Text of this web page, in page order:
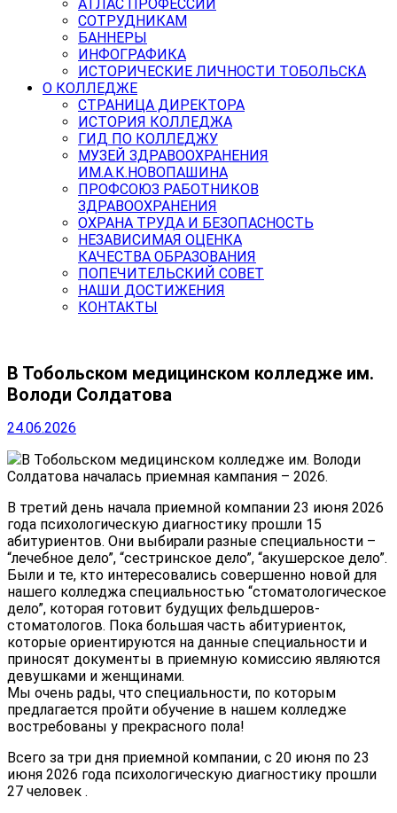
АТЛАС ПРОФЕССИЙ
СОТРУДНИКАМ
БАННЕРЫ
ИНФОГРАФИКА
ИСТОРИЧЕСКИЕ ЛИЧНОСТИ ТОБОЛЬСКА
О КОЛЛЕДЖЕ
СТРАНИЦА ДИРЕКТОРА
ИСТОРИЯ КОЛЛЕДЖА
ГИД ПО КОЛЛЕДЖУ
МУЗЕЙ ЗДРАВООХРАНЕНИЯ
ИМ.А.К.НОВОПАШИНА
ПРОФСОЮЗ РАБОТНИКОВ
ЗДРАВООХРАНЕНИЯ
ОХРАНА ТРУДА И БЕЗОПАСНОСТЬ
НЕЗАВИСИМАЯ ОЦЕНКА
КАЧЕСТВА ОБРАЗОВАНИЯ
ПОПЕЧИТЕЛЬСКИЙ СОВЕТ
НАШИ ДОСТИЖЕНИЯ
КОНТАКТЫ
В Тобольском медицинском колледже им.
Володи Солдатова
24.06.2026
В Тобольском медицинском колледже им. Володи
Солдатова началась приемная кампания – 2026.
В третий день начала приемной компании 23 июня 2026
года психологическую диагностику прошли 15
абитуриентов. Они выбирали разные специальности –
“лечебное дело”, “сестринское дело”, “акушерское дело”.
Были и те, кто интересовались совершенно новой для
нашего колледжа специальностью “стоматологическое
дело”, которая готовит будущих фельдшеров-
стоматологов. Пока большая часть абитуриенток,
которые ориентируются на данные специальности и
приносят документы в приемную комиссию являются
девушками и женщинами.
Мы очень рады, что специальности, по которым
предлагается пройти обучение в нашем колледже
востребованы у прекрасного пола!
Всего за три дня приемной компании, с 20 июня по 23
июня 2026 года психологическую диагностику прошли
27 человек .